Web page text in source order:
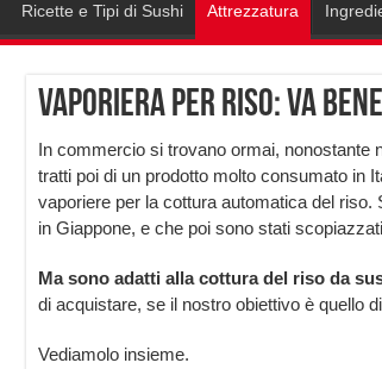
Ricette e Tipi di Sushi Attrezzatura
Vaporiera per riso: va
In commercio si trovano ormai, nonostante
tratti poi di un prodotto molto consumato in
vaporiere per la cottura automatica del
in Giappone, e che poi sono stati
Ma sono adatti alla cottura del riso da
di acquistare, se il nostro obiettivo è quello
Vediamolo insieme.